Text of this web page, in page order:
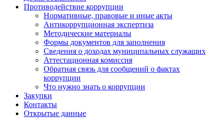
Противодействие коррупции
Нормативные, правовые и иные акты
Антикоррупционная экспертиза
Методические материалы
Формы документов для заполнения
Сведения о доходах муниципальных служащих
Аттестационная комиссия
Обратная связь для сообщений о фактах
коррупции
Что нужно знать о коррупции
Закупки
Контакты
Открытые данные